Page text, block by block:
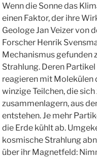
Wenn die Sonne das
einen Faktor, der ihre
Geologe Jan Veizer von
Forscher Henrik
Mechanismus gefunden
Strahlung. Deren
reagieren mit Molekülen
winzige Teilchen, die
zusammenlagern, aus
entstehen. Je mehr
die Erde kühlt ab.
kosmische Strahlung
über ihr Magnetfeld: